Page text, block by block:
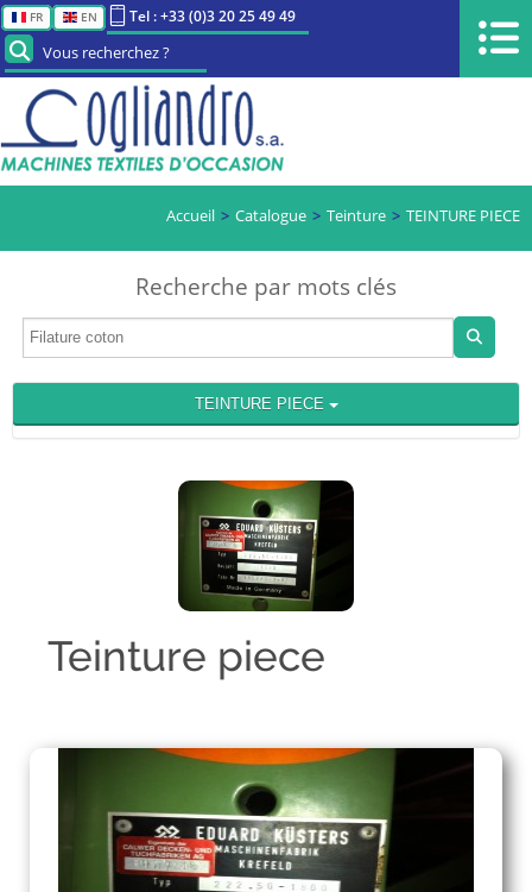
FR EN Tel : +33 (0)3 20 25 49 49
Vous recherchez ?
Accueil Catalogue Teinture TEINTURE PIECE
Recherche par mots clés
TEINTURE PIECE
Teinture piece